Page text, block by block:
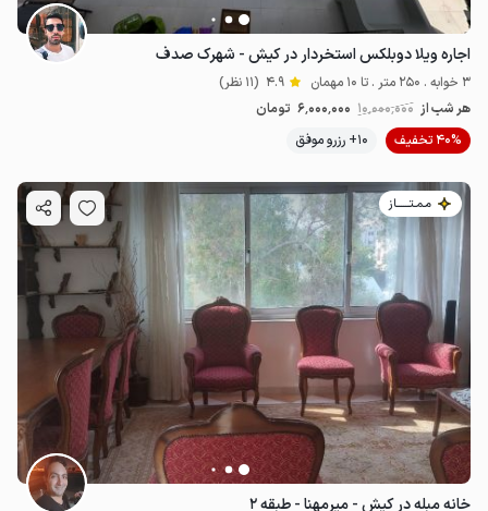
اجاره ویلا دوبلکس استخردار در کیش - شهرک صدف
3 خوابه . 250 متر . تا 10 مهمان 4.9 (11 نظر)
هر شب از 10٬000٬000 6٬000٬000 تومان
40% تخفیف
10+ رزرو موفق
مـمـتــــــاز
خانه مبله در کیش - میرمهنا - طبقه ۲